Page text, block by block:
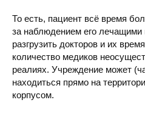
То есть, пациент всё время
за наблюдением его лечащими
разгрузить докторов и их
количество медиков
реалиях. Учреждение может
находиться прямо на
корпусом.